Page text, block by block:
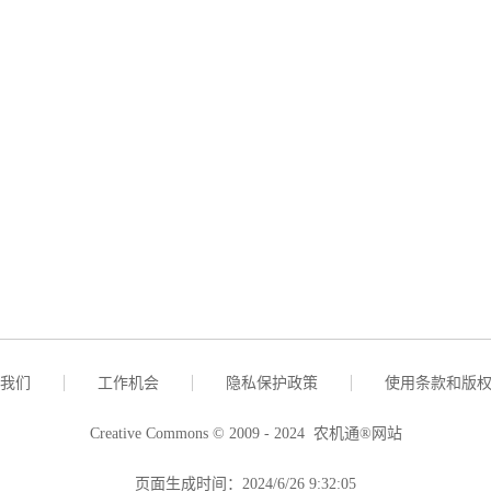
们 工作机会 隐私保护政策 使用条款和版
Creative Commons © 2009 - 2024 农机通®网站
页面生成时间：2024/6/26 9:32:05